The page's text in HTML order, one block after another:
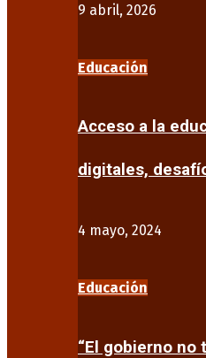
9 abril, 2026
Educación
Acceso a la
digitales,
4 mayo, 2024
Educación
“El gobierno no